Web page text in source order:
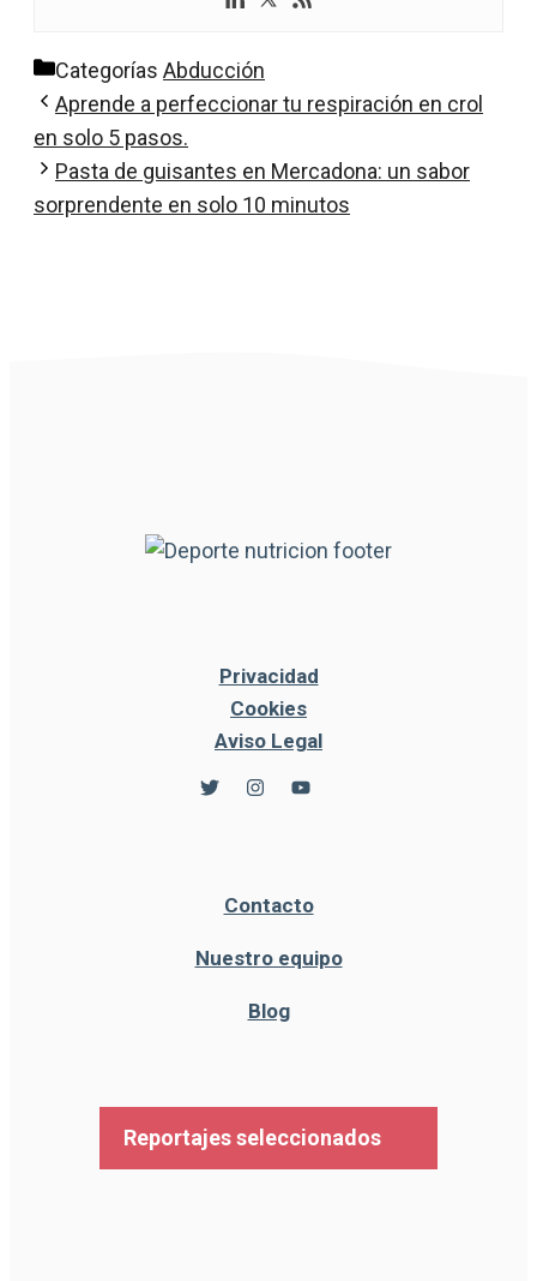
Categorías Abducción
Aprende a perfeccionar tu respiración en crol
en solo 5 pasos.
Pasta de guisantes en Mercadona: un sabor
sorprendente en solo 10 minutos
Privacidad
Cookies
Aviso Legal
Contacto
Nuestro equipo
Blog
Reportajes seleccionados